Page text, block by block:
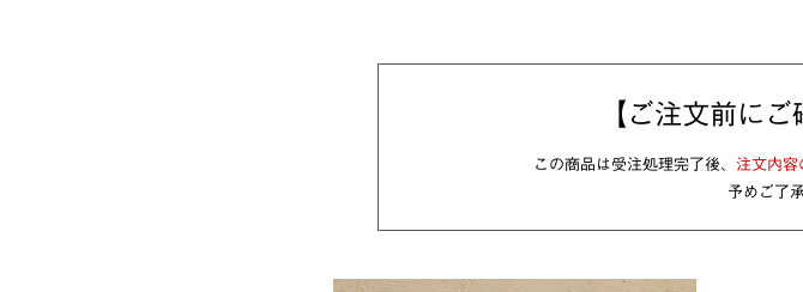
【ご注文前にご
この商品は受注処理完了後、 注文内容
予めご了